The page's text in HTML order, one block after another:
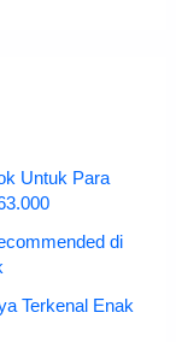
Untuk Para
di
Terkenal Enak